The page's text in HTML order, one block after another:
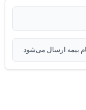
بیمه ارسال می‌شود